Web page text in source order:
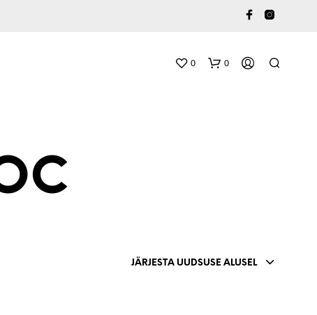
0 0
JÄRJESTA UUDSUSE ALUSEL